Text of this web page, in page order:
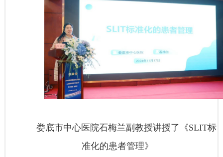
娄底市中心医院石梅兰副教授讲授了《SLIT标
准化的患者管理》